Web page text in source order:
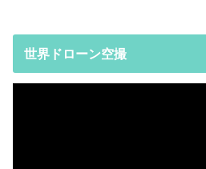
世界ドローン空撮